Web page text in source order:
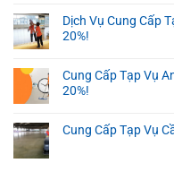
Dịch Vụ Cung Cấp
20%!
Cung Cấp Tạp Vụ
20%!
Cung Cấp Tạp Vụ